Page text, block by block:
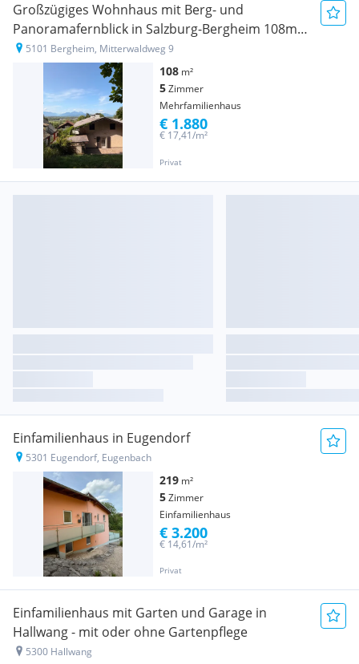
Großzügiges Wohnhaus mit Berg- und
Panoramafernblick in Salzburg-Bergheim 108m2
grosser Garten
5101 Bergheim, Mitterwaldweg 9
108 m²
5Zimmer
Mehrfamilienhaus
Privat
€ 17,41/m²
€ 1.880
Einfamilienhaus in Eugendorf
5301 Eugendorf, Eugenbach
219 m²
5Zimmer
Einfamilienhaus
Privat
€ 14,61/m²
€ 3.200
Einfamilienhaus mit Garten und Garage in
Hallwang - mit oder ohne Gartenpflege
5300 Hallwang